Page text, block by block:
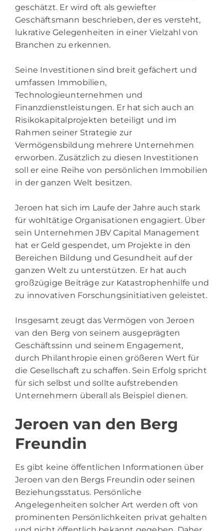
geschätzt. Er wird oft als gewiefter
Geschäftsmann beschrieben, der es versteht,
lukrative Gelegenheiten in einer Vielzahl von
Branchen zu erkennen.
Seine Investitionen sind breit gefächert und
umfassen Immobilien,
Technologieunternehmen und
Finanzdienstleistungen. Er hat sich auch an
Risikokapitalprojekten beteiligt und im
Rahmen seiner Strategie zur
Vermögensbildung mehrere Unternehmen
erworben. Zusätzlich zu diesen Investitionen
soll er eine Reihe von persönlichen Immobilien
in der ganzen Welt besitzen.
Jeroen hat sich im Laufe der Jahre auch stark
für wohltätige Organisationen engagiert. Über
sein Unternehmen JBV Capital Management
hat er Geld gespendet, um Projekte in den
Bereichen Bildung und Gesundheit auf der
ganzen Welt zu unterstützen. Er hat auch
großzügige Beiträge zur Katastrophenhilfe und
zu innovativen Forschungsinitiativen geleistet.
Insgesamt zeugt das Vermögen von Jeroen
van den Berg von seinem ausgeprägten
Geschäftssinn und seinem Engagement,
durch Philanthropie einen größeren Wert für
die Gesellschaft zu schaffen. Sein Erfolg spricht
für sich selbst und sollte aufstrebenden
Unternehmern überall als Beispiel dienen.
Jeroen van den Berg
Freundin
Es gibt keine öffentlichen Informationen über
Jeroen van den Bergs Freundin oder seinen
Beziehungsstatus. Persönliche
Angelegenheiten solcher Art werden oft von
prominenten Persönlichkeiten privat gehalten